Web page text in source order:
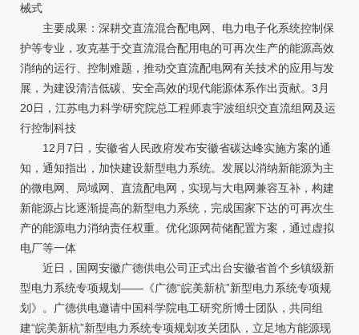
械式
主要成果：深耕交直流混合配电网、电力电子化系统控制保
护等专业，攻克基于交直流混合配用电的可再次生产的能源高效
消纳的运行、控制难题，推动交直流配电网有关技术的应用与发
展，为建设清洁低碳、安全高效的现代能源体系作出贡献。3月
20日，江苏电力科学研究院总工程师袁宇波组织交直流组网及运
行控制科技
12月7日，安徽省人民政府发布安徽省碳达峰实施方案的通
知，通知指出，加快建设新型电力系统。发展以消纳新能源为主
的微电网、局域网、直流配电网，实现与大电网兼容互补，构建
新能源占比逐渐提高的新型电力系统，完成国家下达的可再次生
产的能源电力消纳责任权重。优化源网荷储配置方案，通过虚拟
电厂等一体
近日，国网安徽广德供电公司正式出台安徽省首个乡镇级新
型电力系统专项规划——《广德“皖美新杭”新型电力系统专项规
划》。广德供电邀请中国科学院电工研究所博士团队，共同组
建“皖美新杭”新型电力系统专项规划攻关团队，立足地方能源现